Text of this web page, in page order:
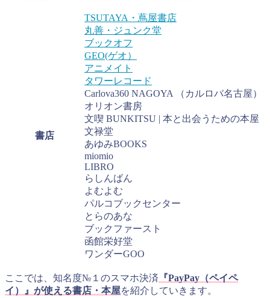
書店
TSUTAYA・蔦屋書店
丸善・ジュンク堂
ブックオフ
GEO(ゲオ）
アニメイト
タワーレコード
Carlova360 NAGOYA （カルロバ名古屋）
オリオン書房
文喫 BUNKITSU | 本と出会うための本屋
文禄堂
あゆみBOOKS
miomio
LIBRO
らしんばん
よむよむ
パルコブックセンター
とらのあな
ブックファースト
函館栄好堂
ワンダーGOO
ここでは、知名度№１のスマホ決済 『PayPay（ペイペ
イ）』が使える書店・本屋を紹介していきます。